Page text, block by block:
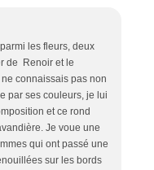
les fleurs, deux
de Renoir et le
connaissais pas non
par ses couleurs, je lui
et ce rond
Je voue une
qui ont passé une
sur les bords